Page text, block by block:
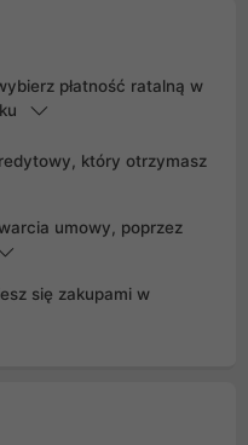
płatność ratalną w
który otrzymasz
umowy, poprzez
się zakupami w